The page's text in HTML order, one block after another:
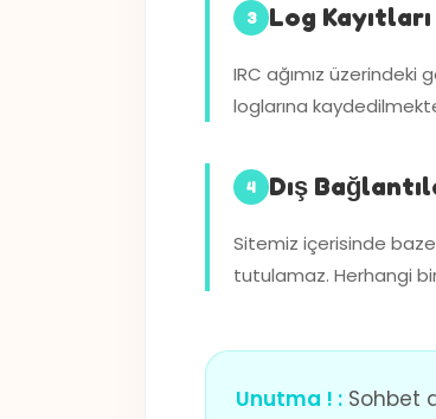
3 Log Kayıtları
IRC ağımız
loglarına
4 Dış
Sitemiz içerisinde
tutulamaz. Herhangi
Unutma ! : Sohbet